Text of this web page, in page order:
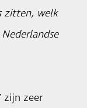
zitten, welk
zijn zeer